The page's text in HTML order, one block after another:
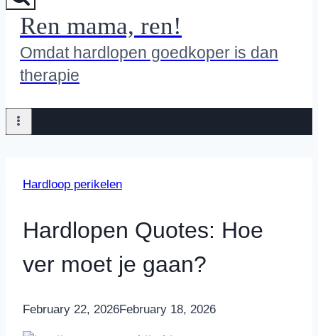
Ren mama, ren!
Omdat hardlopen goedkoper is dan
therapie
Hardloop perikelen
Hardlopen Quotes: Hoe
ver moet je gaan?
ByNicole
February 22, 2026February 18, 2026